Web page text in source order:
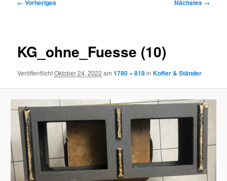
← Vorheriges Nächstes →
KG_ohne_Fuesse (10)
VeröffentlichtOktober 24, 2022 am1780 × 818inKoffer & Ständer